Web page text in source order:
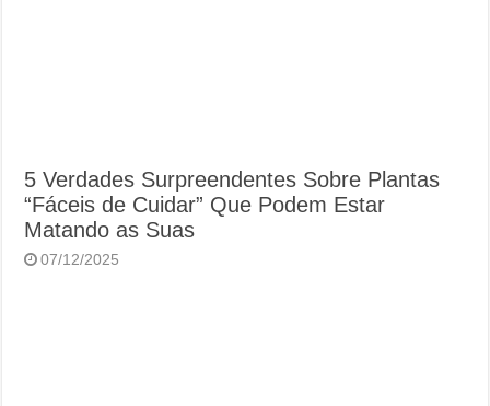
5 Verdades Surpreendentes Sobre Plantas
“Fáceis de Cuidar” Que Podem Estar
Matando as Suas
07/12/2025